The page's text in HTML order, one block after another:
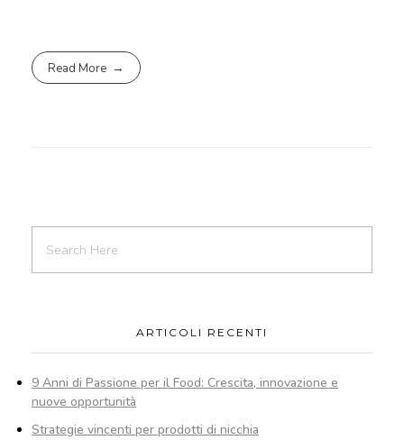
Read More
ARTICOLI RECENTI
9 Anni di Passione per il Food: Crescita, innovazione e
nuove opportunità
Strategie vincenti per prodotti di nicchia